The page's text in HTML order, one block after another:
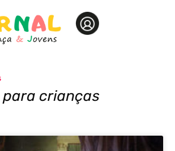
crianças